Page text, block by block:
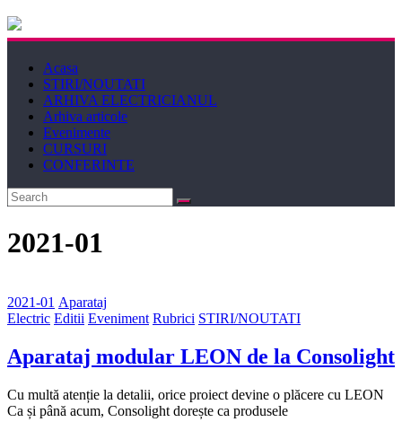
Electricianul
Revista
Electricianul
Acasa
STIRI/NOUTATI
ARHIVA ELECTRICIANUL
Arhiva articole
Evenimente
CURSURI
CONFERINTE
2021-01
2021-01 Aparataj
Electric Editii Eveniment Rubrici STIRI/NOUTATI
Aparataj modular LEON de la Consolight
Cu multă atenție la detalii, orice proiect devine o plăcere cu LEON
Ca și până acum, Consolight dorește ca produsele